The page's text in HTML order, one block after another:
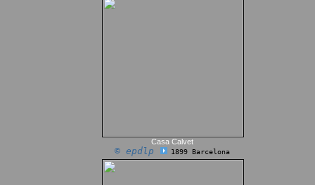
Casa Calvet
© epdlp 1899 Barcelona